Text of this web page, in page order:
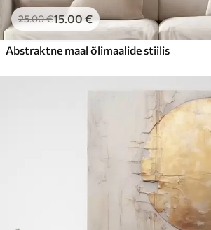
25.00€15.00€
Abstraktne maal õlimaalide stiilis